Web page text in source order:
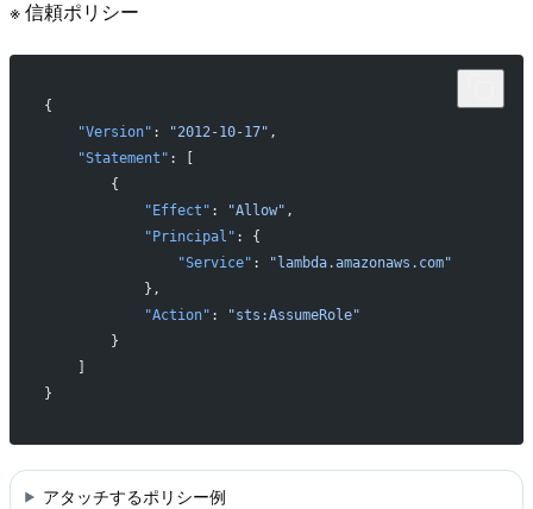
※ 信頼ポリシー
{
    "Version"
: "2012-10-17" ,
    "Statement"
: [
        {
            "Effect"
: "Allow" ,
            "Principal"
: {
                "Service"
:
"lambda.amazonaws.com"
            },
            "Action"
:
"sts:AssumeRole"
        }
}
アタッチするポリシー例